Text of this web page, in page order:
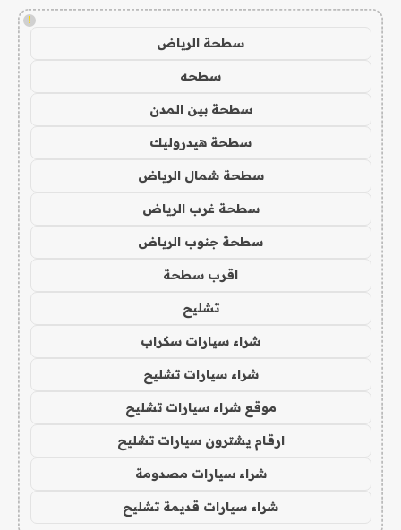
!
سطحة الرياض
سطحه
سطحة بين المدن
سطحة هيدروليك
سطحة شمال الرياض
سطحة غرب الرياض
سطحة جنوب الرياض
اقرب سطحة
تشليح
شراء سيارات سكراب
شراء سيارات تشليح
موقع شراء سيارات تشليح
ارقام يشترون سيارات تشليح
شراء سيارات مصدومة
شراء سيارات قديمة تشليح